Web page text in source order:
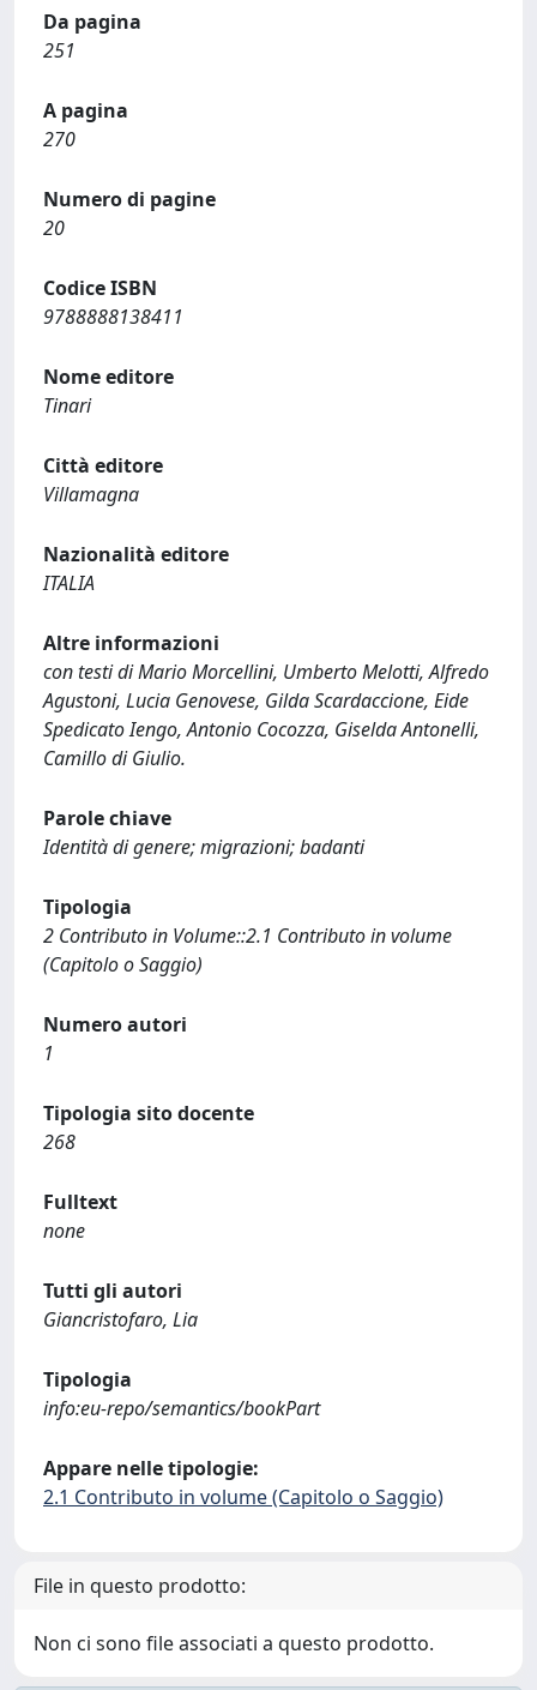
Da pagina
251
A pagina
270
Numero di pagine
20
Codice ISBN
9788888138411
Nome editore
Tinari
Città editore
Villamagna
Nazionalità editore
ITALIA
Altre informazioni
con testi di Mario Morcellini, Umberto Melotti, Alfredo
Agustoni, Lucia Genovese, Gilda Scardaccione, Eide
Spedicato Iengo, Antonio Cocozza, Giselda Antonelli,
Camillo di Giulio.
Parole chiave
Identità di genere; migrazioni; badanti
Tipologia
2 Contributo in Volume::2.1 Contributo in volume
(Capitolo o Saggio)
Numero autori
1
Tipologia sito docente
268
Fulltext
none
Tutti gli autori
Giancristofaro, Lia
Tipologia
info:eu-repo/semantics/bookPart
Appare nelle tipologie:
2.1 Contributo in volume (Capitolo o Saggio)
File in questo prodotto:
Non ci sono file associati a questo prodotto.